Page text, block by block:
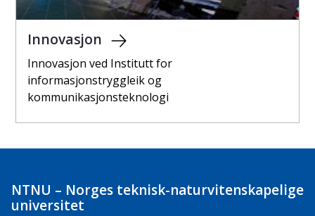
Innovasjon
Innovasjon ved Institutt for
informasjonstryggleik og
kommunikasjonsteknologi
NTNU – Norges teknisk-naturvitenskapelige
universitet